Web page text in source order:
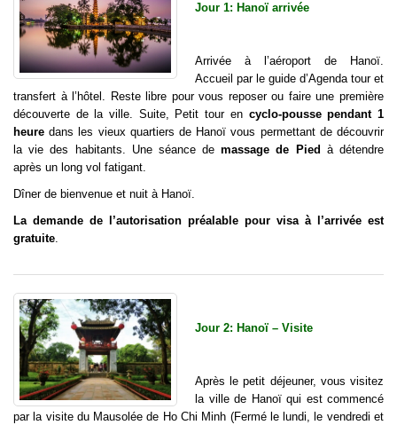
Jour 1: Hanoï arrivée
Arrivée à l’aéroport de Hanoï.
Accueil par le guide d’Agenda tour et
transfert à l’hôtel. Reste libre pour vous reposer ou faire une première
découverte de la ville. Suite, Petit tour en cyclo-pousse pendant 1
heure dans les vieux quartiers de Hanoï vous permettant de découvrir
la vie des habitants. Une séance demassage de Pied à détendre
après un long vol fatigant.
Dîner de bienvenue et nuit à Hanoï.
La demande de l’autorisation préalable pour visa à l’arrivée est
gratuite.
Jour 2: Hanoï – Visite
Après le petit déjeuner, vous visitez
la ville de Hanoï qui est commencé
par la visite du Mausolée de Ho Chi Minh (Fermé le lundi, le vendredi et